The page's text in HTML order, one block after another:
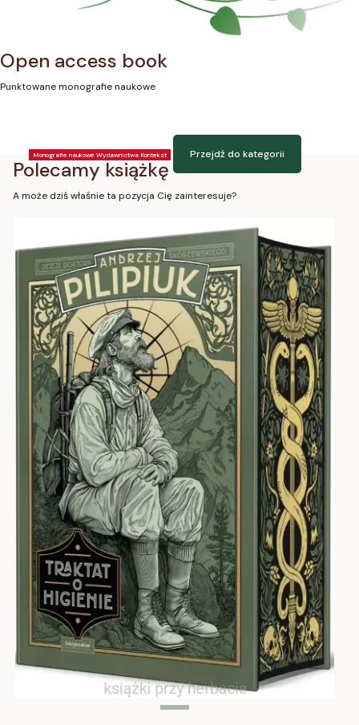
Open access book
Punktowane monografie naukowe
Monografie naukowe Wydawnictwa Kontekst Przejdź do kategorii
Polecamy książkę
A może dziś właśnie ta pozycja Cię zainteresuje?